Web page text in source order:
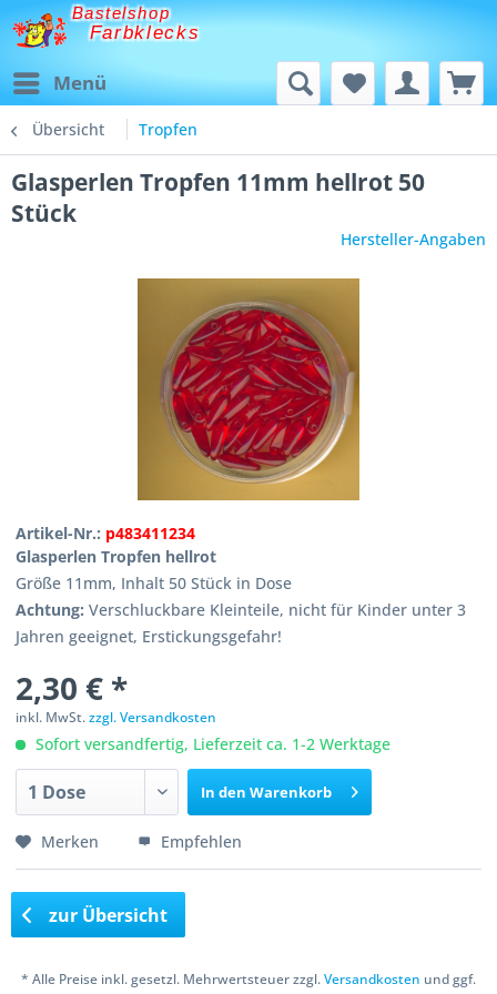
Bastelshop
Farbklecks
Menü
Übersicht Tropfen
Glasperlen Tropfen 11mm hellrot 50
Stück
Hersteller-Angaben
Artikel-Nr.: p483411234
Glasperlen Tropfen hellrot
Größe 11mm, Inhalt 50 Stück in Dose
Achtung: Verschluckbare Kleinteile, nicht für Kinder unter 3
Jahren geeignet, Erstickungsgefahr!
2,30 € *
inkl. MwSt.zzgl. Versandkosten
Sofort versandfertig, Lieferzeit ca. 1-2 Werktage
In den Warenkorb
Merken Empfehlen
zur Übersicht
* Alle Preise inkl. gesetzl. Mehrwertsteuer zzgl.Versandkosten und ggf.